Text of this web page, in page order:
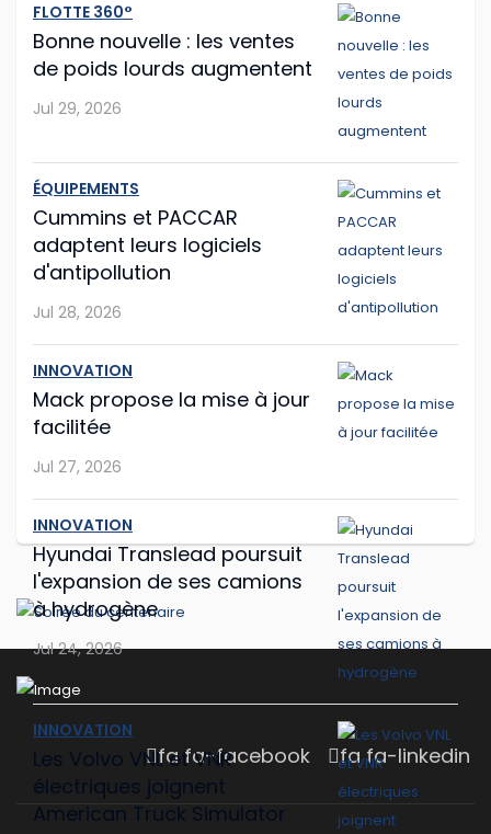
Le constructeur américain Mack Trucks franchit une
nouvelle étape vers la simplification de la
maintenance de flotte avec sa nouvelle fonction Lock
& Leave (« verrouiller et partir »), int�...
Hyundai Translead poursuit l'expansion de
ses camions à hydrogène
Même si le démarrage semble un peu laborieux,
l'entreprise sud-coréenne Hyundai Translead poursuit
son expansion.
...
Jul 24, 2026
Les Volvo VNL et VNR électriques joignent
American Truck Simulator
Si vous êtes amateur de jeux vidéo sur le camionnage
ou de formation par informatique, vous serez peut-
être intéressé par American Truck Simulator, d'autant
plus que le jeu propose depuis peu ...
Jul 23, 2026
FLOTTE 360°
Bonne nouvelle : les ventes
de poids lourds augmentent
Jul 29, 2026
ÉQUIPEMENTS
Cummins et PACCAR
adaptent leurs logiciels
d'antipollution
Jul 28, 2026
INNOVATION
Mack propose la mise à jour
facilitée
Jul 27, 2026
INNOVATION
Hyundai Translead poursuit
l'expansion de ses camions
à hydrogène
Jul 24, 2026
INNOVATION
Les Volvo VNL et VNR
électriques joignent
American Truck Simulator
fa fa-facebook fa fa-linkedin